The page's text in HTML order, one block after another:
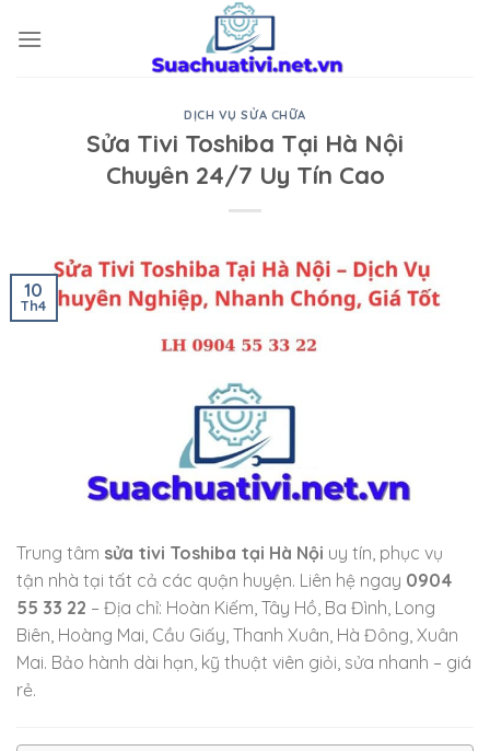
DỊCH VỤ SỬA CHỮA
Sửa Tivi Toshiba Tại Hà Nội
Chuyên 24/7 Uy Tín Cao
10
Th4
Trung tâm sửa tivi Toshiba tại Hà Nội uy tín, phục vụ
tận nhà tại tất cả các quận huyện. Liên hệ ngay 0904
55 33 22 – Địa chỉ: Hoàn Kiếm, Tây Hồ, Ba Đình, Long
Biên, Hoàng Mai, Cầu Giấy, Thanh Xuân, Hà Đông, Xuân
Mai. Bảo hành dài hạn, kỹ thuật viên giỏi, sửa nhanh – giá
rẻ.